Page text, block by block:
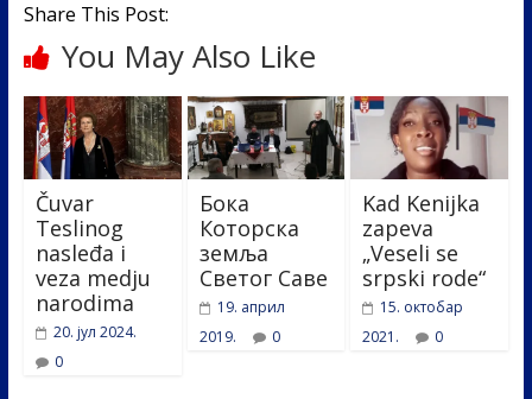
Share This Post:
You May Also Like
Čuvar
Teslinog
nasleđa i
veza medju
narodima
20. јул 2024.
0
Бока
Которска
земља
Светог Саве
19. април
2019.
0
Kad Kenijka
zapeva
„Veseli se
srpski rode“
15. октобар
2021.
0